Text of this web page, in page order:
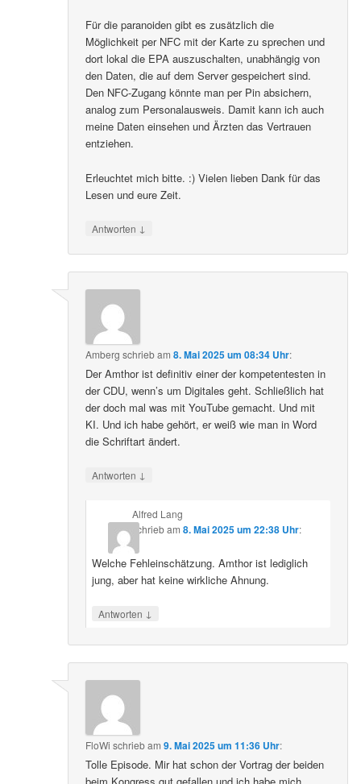
Für die paranoiden gibt es zusätzlich die
Möglichkeit per NFC mit der Karte zu sprechen und
dort lokal die EPA auszuschalten, unabhängig von
den Daten, die auf dem Server gespeichert sind.
Den NFC-Zugang könnte man per Pin absichern,
analog zum Personalausweis. Damit kann ich auch
meine Daten einsehen und Ärzten das Vertrauen
entziehen.
Erleuchtet mich bitte. :) Vielen lieben Dank für das
Lesen und eure Zeit.
Antworten ↓
Amberg schriebam8. Mai 2025 um 08:34 Uhr:
Der Amthor ist definitiv einer der kompetentesten in
der CDU, wenn’s um Digitales geht. Schließlich hat
der doch mal was mit YouTube gemacht. Und mit
KI. Und ich habe gehört, er weiß wie man in Word
die Schriftart ändert.
Antworten ↓
Alfred Lang
schriebam 8. Mai 2025 um 22:38 Uhr:
Welche Fehleinschätzung. Amthor ist lediglich
jung, aber hat keine wirkliche Ahnung.
Antworten ↓
FloWi schriebam9. Mai 2025 um 11:36 Uhr:
Tolle Episode. Mir hat schon der Vortrag der beiden